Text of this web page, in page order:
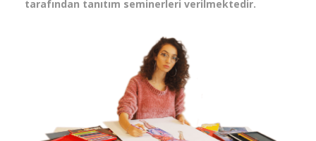
tarafından tanıtım seminerleri verilmektedir.